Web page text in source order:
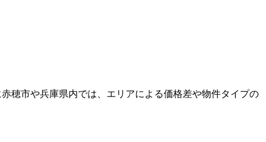
穂市や兵庫県内では、エリアによる価格差や物件タイプの